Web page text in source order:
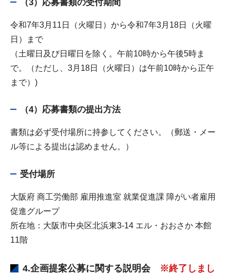
（3）応募書類の受付期間
令和7年3月11日（火曜日）から令和7年3月18日（火曜
日）まで
（土曜日及び日曜日を除く。午前10時から午後5時ま
で。（ただし、3月18日（火曜日）は午前10時から正午
まで）)
（4）応募書類の提出方法
書類は必ず受付場所に持参してください。（郵送・メー
ル等による提出は認めません。）
受付場所
大阪府 商工労働部 雇用推進室 就業促進課 障がい者雇用
促進グループ
所在地：大阪市中央区北浜東3-14 エル・おおさか 本館
11階
4.企画提案公募に関する説明会 ※終了しまし